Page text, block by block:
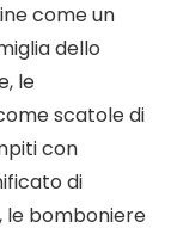
come un
dello
le
scatole di
con
di
le bomboniere